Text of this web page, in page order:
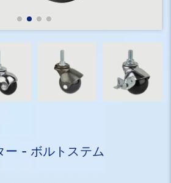
ー - ボルトステム